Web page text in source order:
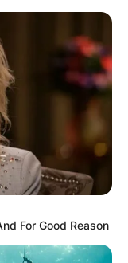
For Good Reason